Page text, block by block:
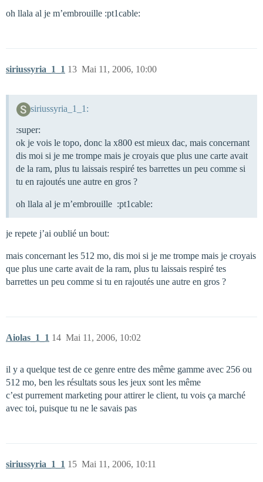
oh llala al je m’embrouille :pt1cable:
siriussyria_1_1 Mai 11, 2006, 10:00
13
siriussyria_1_1:
:super:
ok je vois le topo, donc la x800 est mieux dac, mais concernant
dis moi si je me trompe mais je croyais que plus une carte avait
de la ram, plus tu laissais respiré tes barrettes un peu comme si
tu en rajoutés une autre en gros ?
oh llala al je m’embrouille :pt1cable:
je repete j’ai oublié un bout:
mais concernant les 512 mo, dis moi si je me trompe mais je croyais
que plus une carte avait de la ram, plus tu laissais respiré tes
barrettes un peu comme si tu en rajoutés une autre en gros ?
Aiolas_1_1 Mai 11, 2006, 10:02
14
il y a quelque test de ce genre entre des même gamme avec 256 ou
512 mo, ben les résultats sous les jeux sont les même
c’est purrement marketing pour attirer le client, tu vois ça marché
avec toi, puisque tu ne le savais pas
siriussyria_1_1 Mai 11, 2006, 10:11
15